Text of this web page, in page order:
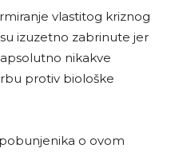
vlastitog kriznog
izuzetno zabrinute jer
nikakve
protiv biološke
o ovom